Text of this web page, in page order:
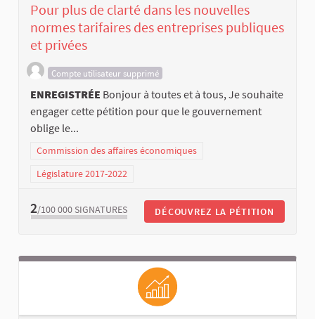
Pour plus de clarté dans les nouvelles
normes tarifaires des entreprises publiques
et privées
Compte utilisateur supprimé
ENREGISTRÉE Bonjour à toutes et à tous, Je souhaite
engager cette pétition pour que le gouvernement
oblige le...
Commission des affaires économiques
Législature 2017-2022
2/100 000 SIGNATURES DÉCOUVREZ LA PÉTITION